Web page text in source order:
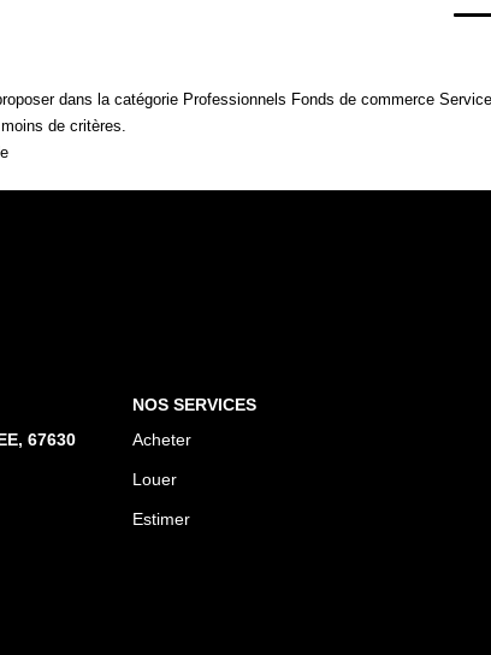
dans la catégorie Professionnels Fonds de commerce
de critères.
67630
NOS SERVICES
Acheter
Louer
Estimer